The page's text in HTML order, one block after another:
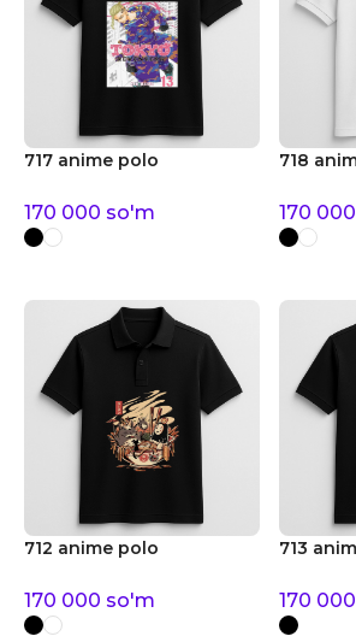
717 anime polo
170 000 so'm
718
170 000
712 anime polo
170 000 so'm
713
170 000